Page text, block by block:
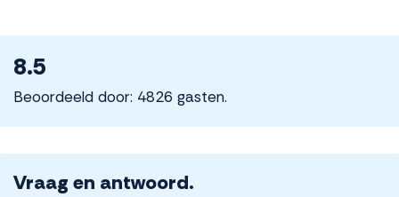
8.5
Beoordeeld door: 4826 gasten.
Vraag en antwoord.